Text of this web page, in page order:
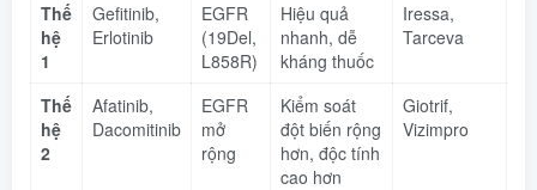
Thế
hệ
1
Gefitinib,
Erlotinib
EGFR
(19Del,
L858R)
Hiệu quả
nhanh, dễ
kháng thuốc
Iressa,
Tarceva
Thế
hệ
2
Afatinib,
Dacomitinib
EGFR
mở
rộng
Kiểm soát
đột biến rộng
hơn, độc tính
cao hơn
Giotrif,
Vizimpro